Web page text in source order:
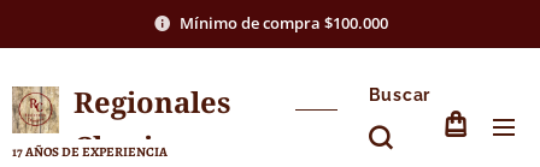
Mínimo de compra $100.000
Regionales
Chasico
17 AÑOS DE EXPERIENCIA
Buscar